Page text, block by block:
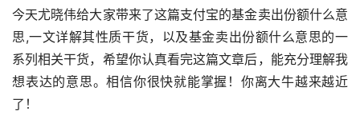
今天尤晓伟给大家带来了这篇支付宝的基金卖出份额什么意
思,一文详解其性质干货，以及基金卖出份额什么意思的一
系列相关干货，希望你认真看完这篇文章后，能充分理解我
想表达的意思。相信你很快就能掌握！你离大牛越来越近
了！